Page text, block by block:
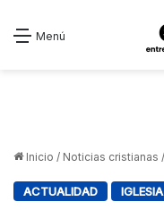
Menú
Inicio / Noticias cristianas /
ACTUALIDAD IGLESIA